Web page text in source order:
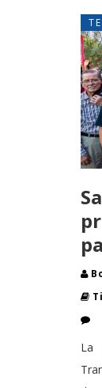
La